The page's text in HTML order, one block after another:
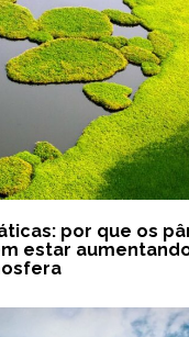
por que os
estar